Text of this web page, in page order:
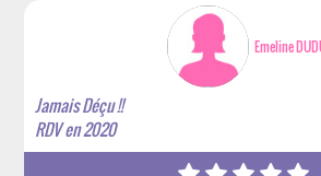
Emeline
Jamais Déçu !!
RDV en 2020